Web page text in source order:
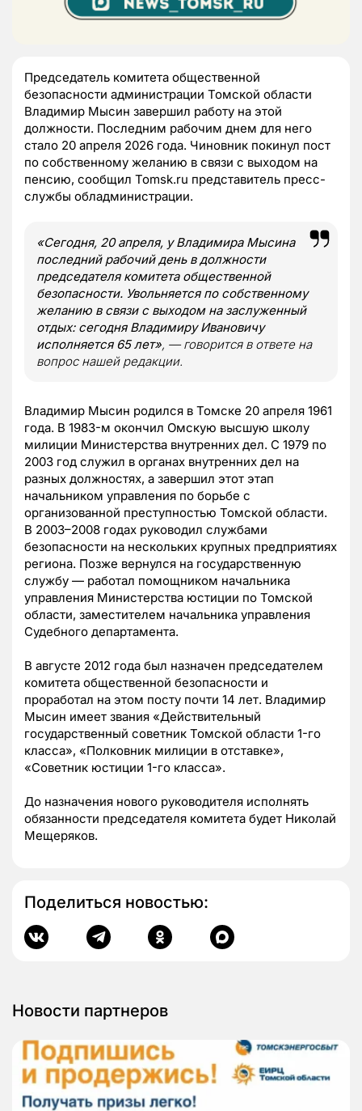
Председатель комитета общественной
безопасности администрации Томской области
Владимир Мысин завершил работу на этой
должности. Последним рабочим днем для него
стало 20 апреля 2026 года. Чиновник покинул пост
по собственному желанию в связи с выходом на
пенсию, сообщил Tomsk.ru представитель пресс-
службы обладминистрации.
«Сегодня, 20 апреля, у Владимира Мысина
последний рабочий день в должности
председателя комитета общественной
безопасности. Увольняется по собственному
желанию в связи с выходом на заслуженный
отдых: сегодня Владимиру Ивановичу
исполняется 65 лет», — говорится в ответе на
вопрос нашей редакции.
Владимир Мысин родился в Томске 20 апреля 1961
года. В 1983-м окончил Омскую высшую школу
милиции Министерства внутренних дел. С 1979 по
2003 год служил в органах внутренних дел на
разных должностях, а завершил этот этап
начальником управления по борьбе с
организованной преступностью Томской области.
В 2003–2008 годах руководил службами
безопасности на нескольких крупных предприятиях
региона. Позже вернулся на государственную
службу — работал помощником начальника
управления Министерства юстиции по Томской
области, заместителем начальника управления
Судебного департамента.
В августе 2012 года был назначен председателем
комитета общественной безопасности и
проработал на этом посту почти 14 лет. Владимир
Мысин имеет звания «Действительный
государственный советник Томской области 1-го
класса», «Полковник милиции в отставке»,
«Советник юстиции 1-го класса».
До назначения нового руководителя исполнять
обязанности председателя комитета будет Николай
Мещеряков.
Поделиться новостью:
Новости партнеров